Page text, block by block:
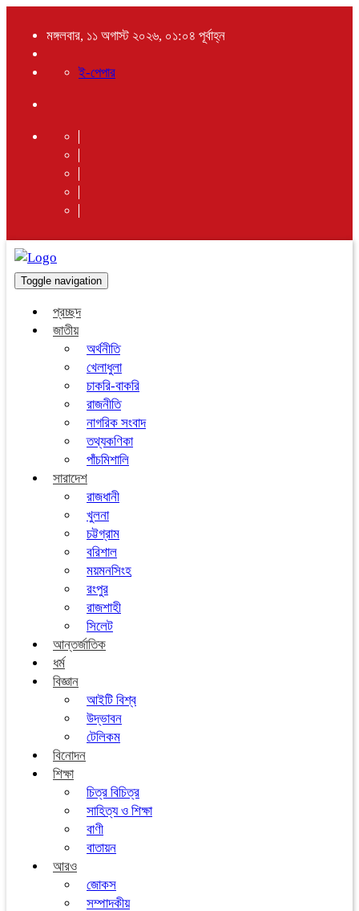
মঙ্গলবার, ১১ অগাস্ট ২০২৬, ০১:০৪ পূর্বাহ্ন
ই-পেপার
Toggle navigation
প্রচ্ছদ
জাতীয়
অর্থনীতি
খেলাধুলা
চাকরি-বাকরি
রাজনীতি
নাগরিক সংবাদ
তথ্যকণিকা
পাঁচমিশালি
সারাদেশ
রাজধানী
খুলনা
চট্টগ্রাম
বরিশাল
ময়মনসিংহ
রংপুর
রাজশাহী
সিলেট
আন্তর্জাতিক
ধর্ম
বিজ্ঞান
আইটি বিশ্ব
উদ্ভাবন
টেলিকম
বিনোদন
শিক্ষা
চিত্র বিচিত্র
সাহিত্য ও শিক্ষা
বাণী
বাতায়ন
আরও
জোকস
সম্পাদকীয়